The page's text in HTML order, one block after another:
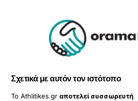
Σχετικά με αυτόν τον ιστότοπο
Το Athlitikes.grαποτελεί συσσωρευτή